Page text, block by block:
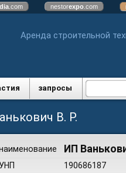
.com nestorexpo .com
Аренда строительной
запросы
В. Р.
ИП
190686187